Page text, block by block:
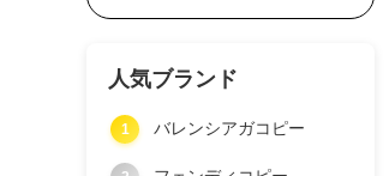
人気ブランド
1 バレンシアガコピー